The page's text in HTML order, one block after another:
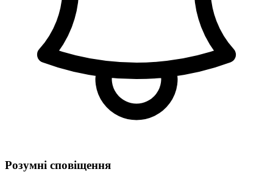
Розумні сповіщення